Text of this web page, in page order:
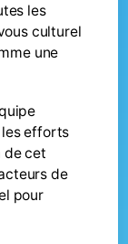
les
culturel
une
efforts
de cet
de
pour